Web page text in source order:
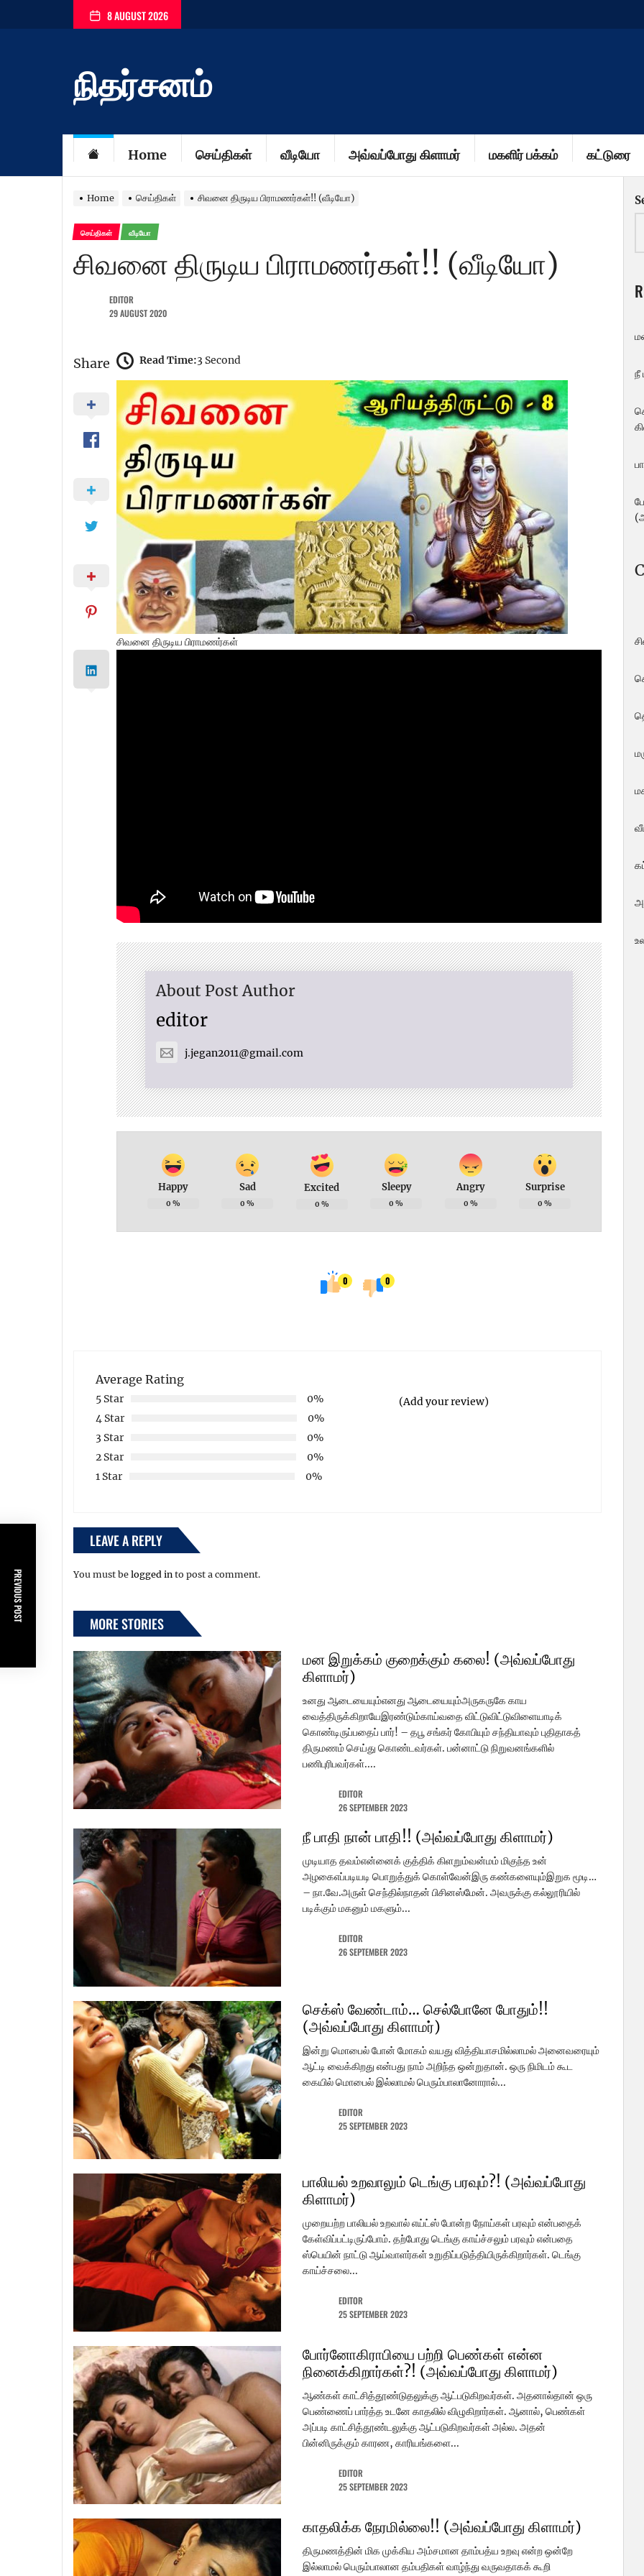
8 AUGUST 2026
நிதர்சனம்
Home செய்திகள் வீடியோ அவ்வப்போது கிளாமர் மகளிர் பக்கம் கட்டுரை
Home செய்திகள் சிவனை திருடிய பிராமணர்கள்!! (வீடியோ)
செய்திகள் வீடியோ
சிவனை திருடிய பிராமணர்கள்!! (வீடியோ)
EDITOR
29 AUGUST 2020
Share Read Time:3 Second
சிவனை திருடிய பிராமணர்கள்
About Post Author
editor
j.jegan2011@gmail.com
Happy
0 %
Sad
0 %
Excited
0 %
Sleepy
0 %
Angry
0 %
Surprise
0 %
0 0
Average Rating
5 Star
0%
4 Star
0%
3 Star
0%
2 Star
0%
1 Star
0%
(Add your review)
LEAVE A REPLY
You must be logged in to post a comment.
PREVIOUS POST
MORE STORIES
மன இறுக்கம் குறைக்கும் கலை! (அவ்வப்போது
கிளாமர்)
உனது ஆடையையும்எனது ஆடையையும்அருகருகே காய
வைத்திருக்கிறாயேஇரண்டும்காய்வதை விட்டுவிட்டுவிளையாடிக்
கொண்டிருப்பதைப் பார்! – தபூ சங்கர் கோபியும் சந்தியாவும் புதிதாகத்
திருமணம் செய்து கொண்டவர்கள். பன்னாட்டு நிறுவனங்களில்
பணிபுரிபவர்கள்....
EDITOR
26 SEPTEMBER 2023
நீ பாதி நான் பாதி!! (அவ்வப்போது கிளாமர்)
முடியாத தவம்என்னைக் குத்திக் கிளறும்வன்மம் மிகுந்த உன்
அழகைஎப்படியடி பொறுத்துக் கொள்வேன்இரு கண்களையும்இறுக மூடி…
– நா.வே.அருள் செந்தில்நாதன் பிசினஸ்மேன். அவருக்கு கல்லூரியில்
படிக்கும் மகனும் மகளும்...
EDITOR
26 SEPTEMBER 2023
செக்ஸ் வேண்டாம்… செல்போனே போதும்!!
(அவ்வப்போது கிளாமர்)
இன்று மொபைல் போன் மோகம் வயது வித்தியாசமில்லாமல் அனைவரையும்
ஆட்டி வைக்கிறது என்பது நாம் அறிந்த ஒன்றுதான். ஒரு நிமிடம் கூட
கையில் மொபைல் இல்லாமல் பெரும்பாலானோரால்...
EDITOR
25 SEPTEMBER 2023
பாலியல் உறவாலும் டெங்கு பரவும்?! (அவ்வப்போது
கிளாமர்)
முறையற்ற பாலியல் உறவால் எய்ட்ஸ் போன்ற நோய்கள் பரவும் என்பதைக்
கேள்விப்பட்டிருப்போம். தற்போது டெங்கு காய்ச்சலும் பரவும் என்பதை
ஸ்பெயின் நாட்டு ஆய்வாளர்கள் உறுதிப்படுத்தியிருக்கிறார்கள். டெங்கு
காய்ச்சலை...
EDITOR
25 SEPTEMBER 2023
போர்னோகிராபியை பற்றி பெண்கள் என்ன
நினைக்கிறார்கள்?! (அவ்வப்போது கிளாமர்)
ஆண்கள் காட்சித்தூண்டுதலுக்கு ஆட்படுகிறவர்கள். அதனால்தான் ஒரு
பெண்ணைப் பார்த்த உடனே காதலில் விழுகிறார்கள். ஆனால், பெண்கள்
அப்படி காட்சித்தூண்டலுக்கு ஆட்படுகிறவர்கள் அல்ல. அதன்
பின்னிருக்கும் காரண, காரியங்களை...
EDITOR
25 SEPTEMBER 2023
காதலிக்க நேரமில்லை!! (அவ்வப்போது கிளாமர்)
திருமணத்தின் மிக முக்கிய அம்சமான தாம்பத்ய உறவு என்ற ஒன்றே
இல்லாமல் பெரும்பாலான தம்பதிகள் வாழ்ந்து வருவதாகக் கூறி
நீ